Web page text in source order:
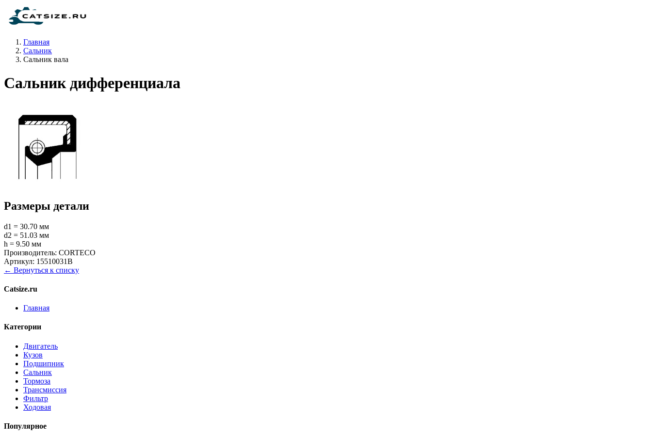
Главная
Сальник
Сальник вала
Сальник дифференциала
Размеры детали
d1 = 30.70 мм
d2 = 51.03 мм
h = 9.50 мм
Производитель: CORTECO
Артикул: 15510031B
← Вернуться к списку
Catsize.ru
Главная
Категории
Двигатель
Кузов
Подшипник
Сальник
Тормоза
Трансмиссия
Фильтр
Ходовая
Популярное